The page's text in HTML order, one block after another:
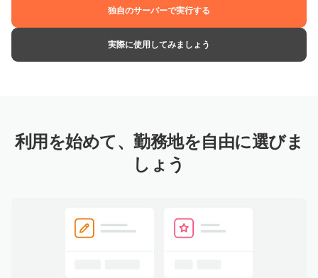
独自のサーバーで実行する
実際に使用してみましょう
利用を始めて、勤務地を自由に選びま
しょう